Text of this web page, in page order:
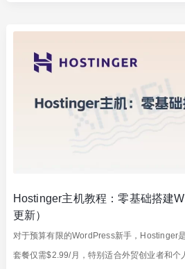
Hostinger主机教程：零基础搭建
更新）
对于预算有限的WordPress新手，Hostinger
套餐仅需$2.99/月，特别适合外贸创业者和个